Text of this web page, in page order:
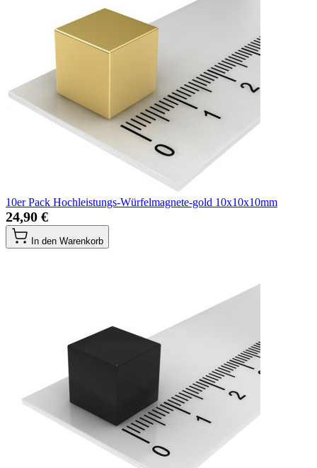
10er Pack Hochleistungs-Würfelmagnete-gold 10x10x10mm
24,90 €
In den Warenkorb